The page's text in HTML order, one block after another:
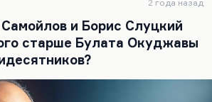
прозы о Великой
подходы к этому: есть
Василя Быкова, есть тексты
Константина Воробьева, да
не отвечают на вопросы,
и…
2 года назад
и Борис Слуцкий
старше Булата Окуджавы